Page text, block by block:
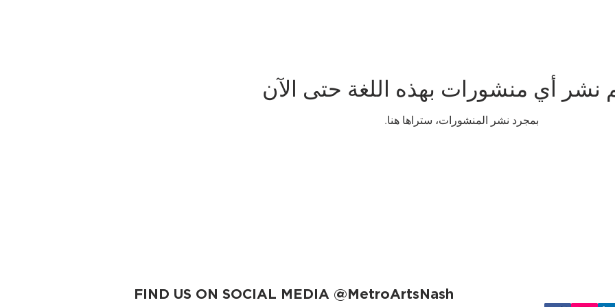
نشر أي منشورات بهذه اللغة حتى الآن
بمجرد نشر المنشورات، ستراها هنا.
FIND US ON SOCIAL MEDIA @MetroArtsNash